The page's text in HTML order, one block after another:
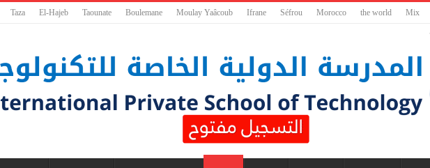
Taza El-Hajeb Taounate Boulemane Moulay Yaâcoub Ifrane Séfrou Morocco the world Mix